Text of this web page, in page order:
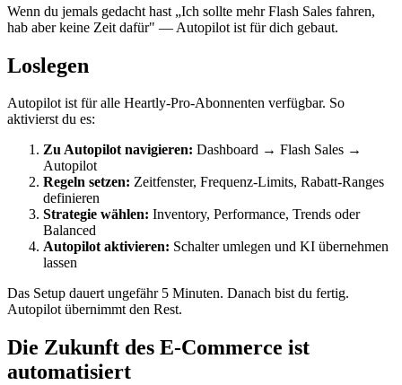
Wenn du jemals gedacht hast „Ich sollte mehr Flash Sales fahren,
hab aber keine Zeit dafür" — Autopilot ist für dich gebaut.
Loslegen
Autopilot ist für alle Heartly-Pro-Abonnenten verfügbar. So
aktivierst du es:
Zu Autopilot navigieren: Dashboard → Flash Sales →
Autopilot
Regeln setzen: Zeitfenster, Frequenz-Limits, Rabatt-Ranges
definieren
Strategie wählen: Inventory, Performance, Trends oder
Balanced
Autopilot aktivieren: Schalter umlegen und KI übernehmen
lassen
Das Setup dauert ungefähr 5 Minuten. Danach bist du fertig.
Autopilot übernimmt den Rest.
Die Zukunft des E-Commerce ist
automatisiert